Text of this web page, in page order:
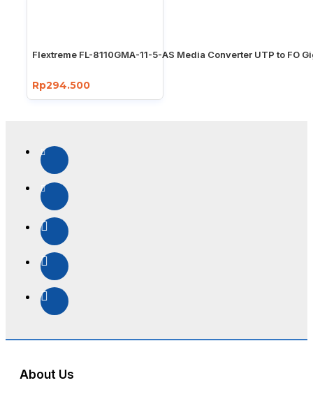
Flextreme FL-8110GMA-11-5-AS Media Converter UTP to FO
Rp294.500
About Us